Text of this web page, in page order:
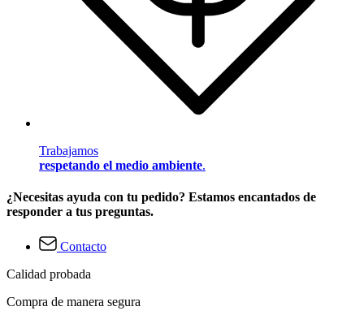
Trabajamos
respetando el medio ambiente.
¿Necesitas ayuda con tu pedido? Estamos encantados de
responder a tus preguntas.
Contacto
Calidad probada
Compra de manera segura